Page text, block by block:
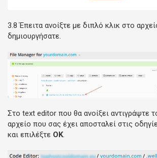
3.8 Έπειτα ανοίξτε με διπλό κλικ στο
δημιουργήσατε.
Στο text editor που θα ανοίξει αντιγράψτε
αρχείο που σας έχει αποσταλεί στις
και επιλέξτε ΟΚ.